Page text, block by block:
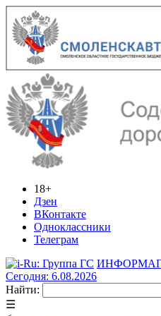
18+
Дзен
ВКонтакте
Одноклассники
Телеграм
Сегодня: 6.08.2026
Найти:
☰